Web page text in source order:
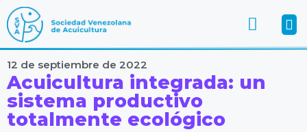
12 de septiembre de 2022
Acuicultura integrada: un
sistema productivo
totalmente ecológico